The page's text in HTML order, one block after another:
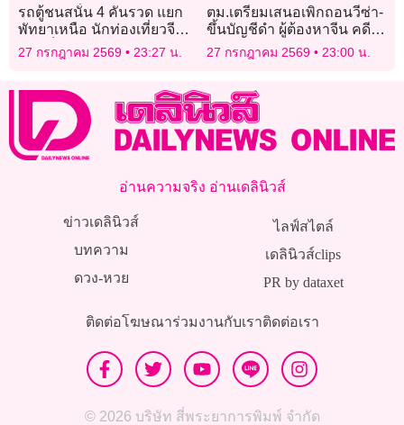
รถตู้ชนสนั่น 4 คันรวด แยก
พัทยาเหนือ นักท่องเที่ยวจีน-
ดูไบเจ็บระนาว
27 กรกฎาคม 2569 23:27 น.
ตม.เตรียมเสนอเพิกถอนวีซ่า-
ขึ้นบัญชีดำ ผู้ต้องหาจีน คดี
โรงแรมทุนสีเทา
27 กรกฎาคม 2569 23:00 น.
อ่านความจริง อ่านเดลินิวส์
ข่าวเดลินิวส์
บทความ
ดวง-หวย
ไลฟ์สไตล์
เดลินิวส์clips
PR by dataxet
ติดต่อโฆษณาร่วมงานกับเราติดต่อเรา
© 2026 บริษัท สี่พระยาการพิมพ์ จำกัด